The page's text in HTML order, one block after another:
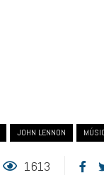
JOHN LENNON
1613